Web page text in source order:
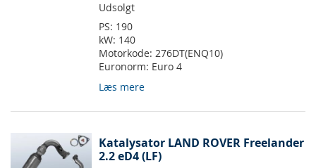
Udsolgt
PS: 190
kW: 140
Motorkode: 276DT(ENQ10)
Euronorm: Euro 4
Læs mere
Katalysator LAND ROVER Freelander
2.2 eD4 (LF)